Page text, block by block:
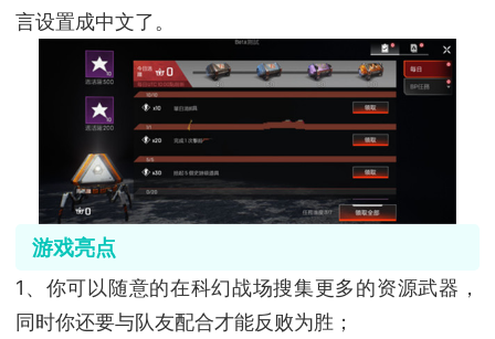
言设置成中文了。
游戏亮点
1、你可以随意的在科幻战场搜集更多的资源武器，
同时你还要与队友配合才能反败为胜；